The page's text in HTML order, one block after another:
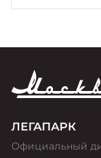
ЛЕГАПАРК
Официальный